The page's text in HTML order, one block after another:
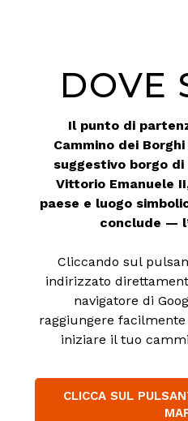
DOVE
Il punto di
Cammino dei
suggestivo borgo di
Vittorio Emanuele
paese e luogo
conclude —
Cliccando sul
indirizzato
navigatore di
raggiungere
iniziare il tuo
CLICCA SUL